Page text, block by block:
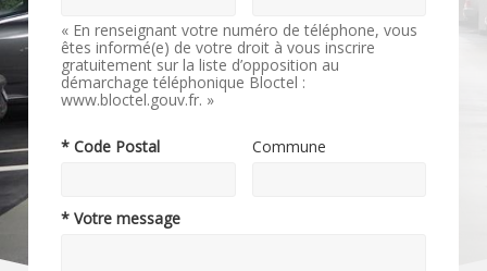
« En renseignant votre numéro de téléphone, vous
êtes informé(e) de votre droit à vous inscrire
gratuitement sur la liste d’opposition au
démarchage téléphonique Bloctel :
www.bloctel.gouv.fr. »
* Code Postal Commune
* Votre message